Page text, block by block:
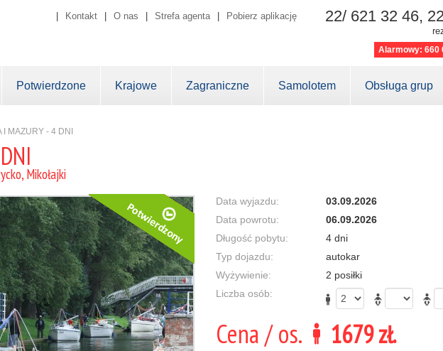
22/ 621 32 46,
Alarmowy: 660
Kontakt O nas Strefa agenta Pobierz aplikację
Potwierdzone Krajowe Zagraniczne Samolotem Obsługa grup
I MAZURY - 4 DNI
Mikołajki
Data wyjazdu:
03.09.2026
Data powrotu:
06.09.2026
Długość pobytu:
4 dni
Typ dojazdu:
autokar
Wyżywienie:
2 posiłki
Liczba osób:
Cena / os. 1679 zł.